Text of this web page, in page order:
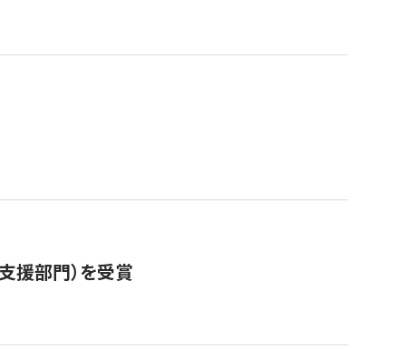
援部門）を受賞